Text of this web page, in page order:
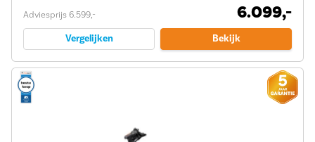
Adviesprijs 6.599,- 6.099,-
Vergelijken Bekijk